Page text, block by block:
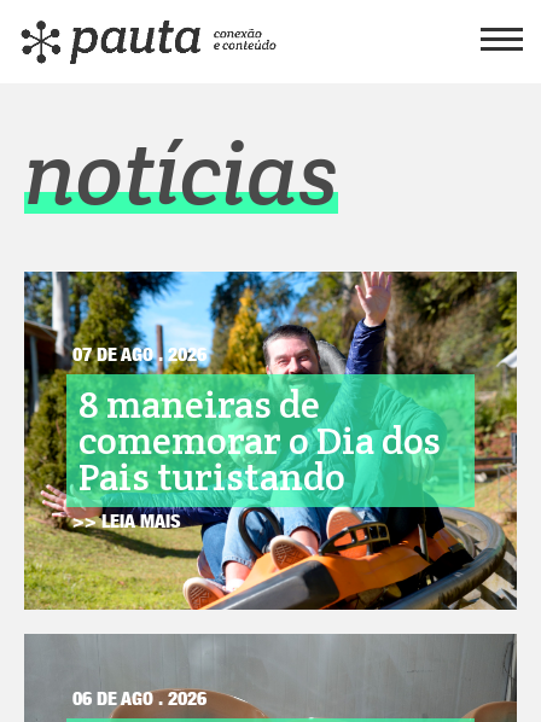
notícias
07 DE AGO . 2026
8 maneiras de
comemorar o Dia dos
Pais turistando
>> LEIA MAIS
06 DE AGO . 2026